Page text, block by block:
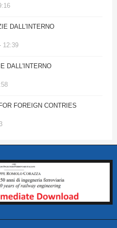
DALL'INTERNO
12:39
DALL'INTERNO
FOREIGN CONTRIES